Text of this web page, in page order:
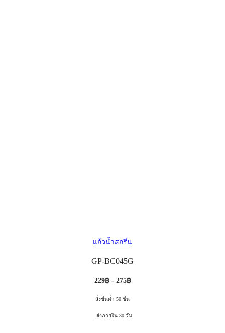
แก้วน้ำสกรีน
GP-BC045G
229฿ - 275฿
สั่งขั้นต่ำ 50 ชิ้น
, ส่งภายใน 30 วัน